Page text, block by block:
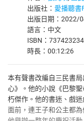
出版社： 愛播聽書
出版日期：2022/
語言：中文
ISBN：
時長：00:12:26
本有聲書改編自三民書
心》。他的小說《巴黎
朽傑作。他的書迷、戲
面前，連王子和公主都